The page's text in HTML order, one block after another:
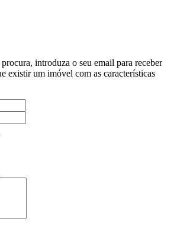
introduza o seu email para receber
existir um imóvel com as características